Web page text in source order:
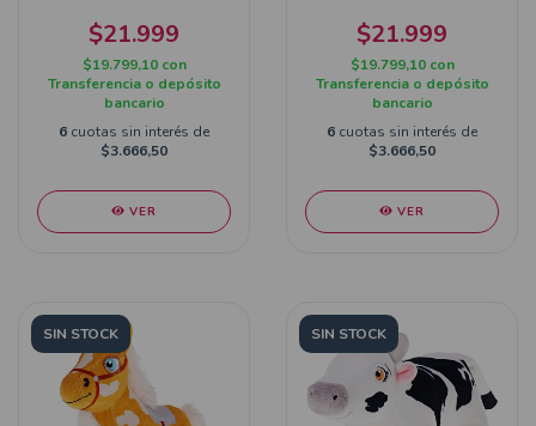
$21.999
$19.799,10 con
Transferencia o depósito
bancario
6 cuotas sin interés de
$3.666,50
VER
$21.999
$19.799,10 con
Transferencia o depósito
bancario
6 cuotas sin interés de
$3.666,50
VER
SIN STOCK SIN STOCK